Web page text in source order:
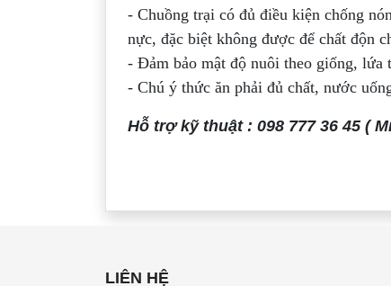
- Chuồng trại có đủ điều kiện chống
nực, đặc biệt không được để chất độn
- Đảm bảo mật độ nuôi theo giống, lứa
- Chú ý thức ăn phải đủ chất, nước
Hỗ trợ kỹ thuật : 098 777 36 45 (
LIÊN HỆ